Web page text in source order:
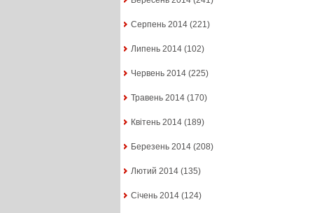
Серпень 2014(221)
Липень 2014(102)
Червень 2014(225)
Травень 2014(170)
Квітень 2014(189)
Березень 2014(208)
Лютий 2014(135)
Січень 2014(124)